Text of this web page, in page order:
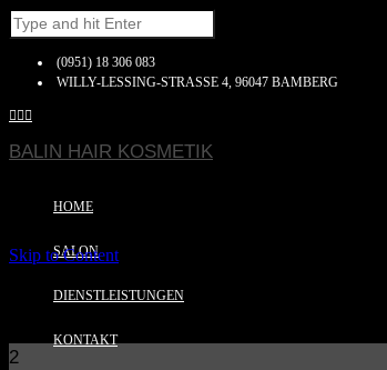
(0951) 18 306 083
WILLY-LESSING-STRASSE 4, 96047 BAMBERG

BALIN HAIR KOSMETIK
HOME
SALON
DIENSTLEISTUNGEN
KONTAKT
Skip to Content
2